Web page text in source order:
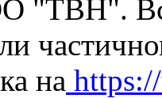
"ТВН".
на